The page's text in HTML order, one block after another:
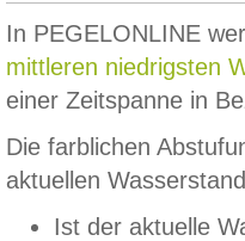
In PEGELONLINE
mittleren niedrigsten
einer Zeitspanne in
Die farblichen
aktuellen
Ist der aktuelle